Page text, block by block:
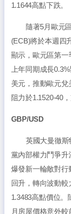
1.1644高點下跌。
隨著5月歐元區
(ECB)將於本週四
顯示，歐元區第一
上年同期成長
美元，推動歐元
阻力於1.1520-40
GBP/USD
英國大曼徹斯特
黨內部權力鬥爭
爆發新一輪敵對
回升，轉向波動
1.3483高點價位
月房屋價格意外